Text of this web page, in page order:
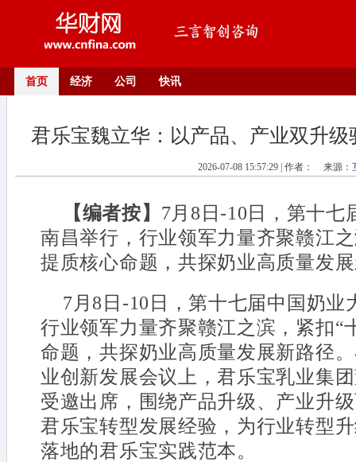
首页 经济 公司 快讯
君乐宝魏立华：以产品、产业双升
2026-07-08 15:57:29 | 作者： 来源：
【编者按】 7月8日-10日，第十七
南昌举行，行业领军力量齐聚赣江
提质核心命题，共探奶业高质量发
7月8日-10日，第十七届中国奶业
行业领军力量齐聚赣江之滨，紧扣“
命题，共探奶业高质量发展新路径
业创新发展会议上，君乐宝乳业集
受邀出席，围绕产品升级、产业升
君乐宝转型发展经验，为行业转型
落地的君乐宝实践范本。